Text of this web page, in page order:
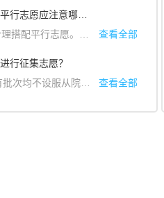
央戏剧学院、中央美术学院、中
序，依次浏览不同考生的志愿。
则按照该考生填报的学校顺序依次浏览。
的搭配非常重要，既不要全部填报热门学校，也不要全部填报冷门院校，要根据自己的分数、身体条件等，在有可能录取的学校里填报2-3个热门学校，填报2-3个冷门的学校，一旦热门学校投不进去，还有冷门的学校保底。
策略：前边“冲一冲”，中间“稳一稳”，后边“保一保”。
，如考生同意专业调剂，就有可能被调剂录取到这些专业，否则将被退档.但调剂录取的专业可能与所报初衷相差较远，考生要有足够的心理准备。因此，考生对是否同意专业调剂志愿要认真权衡，慎重选择。
查看全部
行征集志愿？
定投档后完不成招生计划的院校，实行网上征集志愿。第一批征集志愿最低分控制线执行同批次最低控制线。征集志愿后，生源仍不足时，将根据院校缺额情况报省招生委员会批准后降分征集，并及时向社会公布。 查看全部